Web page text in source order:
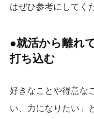
はぜひ参考にしてく
●就活から離れ
打ち込む
好きなことや得意な
い、力になりたい」